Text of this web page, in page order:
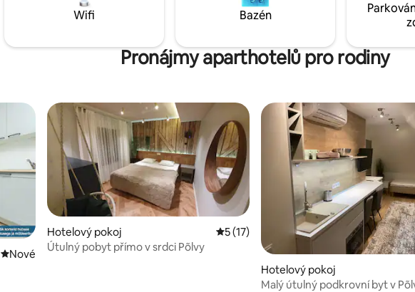
Wifi Bazén
Pronájmy aparthotelů pro rodiny
Nové ubytování
Nové
Hotelový pokoj Průměrné hodnocení 5 z 5, 17 hodnocení
5 (17)
Útulný pobyt přímo v srdci Põlvy
Hotelový pokoj
Malý útulný podkrovní byt v